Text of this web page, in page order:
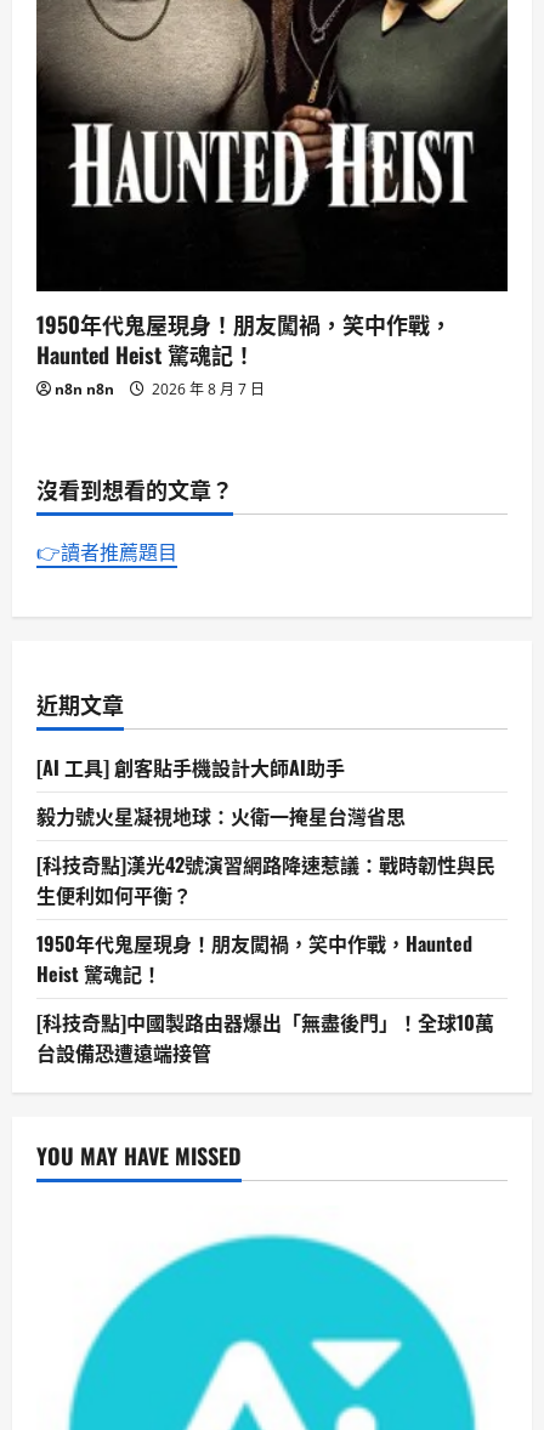
1950年代鬼屋現身！朋友闖禍，笑中作戰，
Haunted Heist 驚魂記！
n8n n8n 2026 年 8 月 7 日
沒看到想看的文章？
👉讀者推薦題目
近期文章
[AI 工具] 創客貼手機設計大師AI助手
毅力號火星凝視地球：火衛一掩星台灣省思
[科技奇點]漢光42號演習網路降速惹議：戰時韌性與民
生便利如何平衡？
1950年代鬼屋現身！朋友闖禍，笑中作戰，Haunted
Heist 驚魂記！
[科技奇點]中國製路由器爆出「無盡後門」！全球10萬
台設備恐遭遠端接管
YOU MAY HAVE MISSED